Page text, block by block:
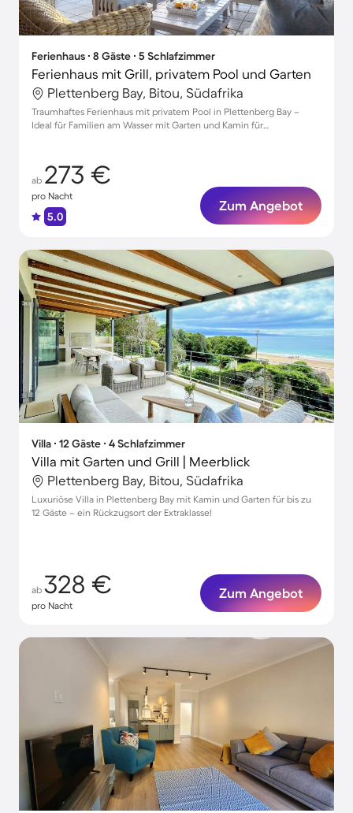
Ferienhaus ∙ 8 Gäste ∙ 5 Schlafzimmer
Ferienhaus mit Grill, privatem Pool und Garten
Plettenberg Bay, Bitou, Südafrika
Traumhaftes Ferienhaus mit privatem Pool in Plettenberg Bay –
Ideal für Familien am Wasser mit Garten und Kamin für
ab 273 €
pro Nacht
5.0
Zum Angebot
Villa ∙ 12 Gäste ∙ 4 Schlafzimmer
Villa mit Garten und Grill | Meerblick
Plettenberg Bay, Bitou, Südafrika
Luxuriöse Villa in Plettenberg Bay mit Kamin und Garten für bis zu
12 Gäste – ein Rückzugsort der Extraklasse!
ab 328 €
pro Nacht
Zum Angebot